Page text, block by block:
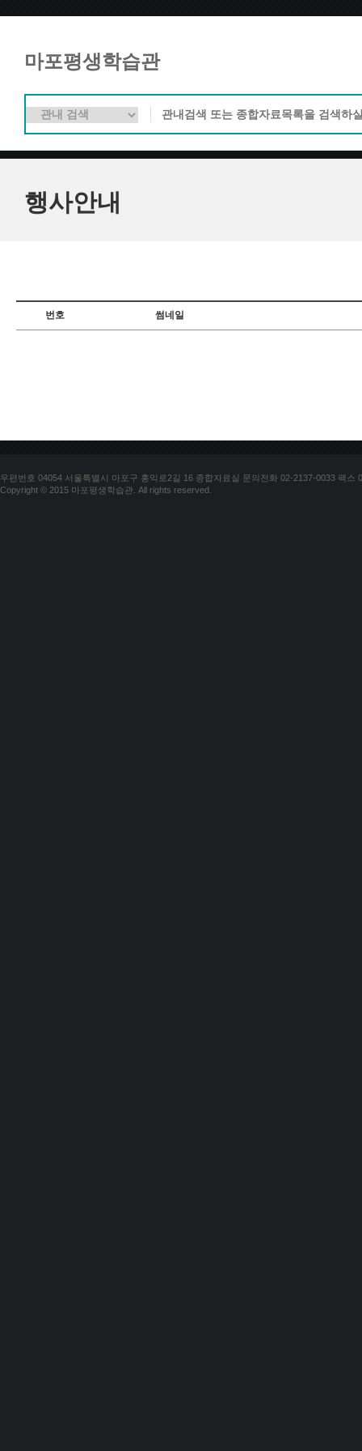
마포평생학습관
행사안내
번호 썸네일
우편번호 04054 서울특별시 마포구 홍익로2길 16 종합자료실 문의전화 02-2137-0033 팩스
Copyright © 2015 마포평생학습관. All rights reserved.